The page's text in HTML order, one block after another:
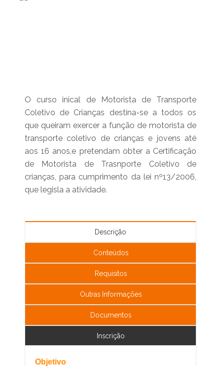
O curso inical de Motorista de Transporte
Coletivo de Crianças destina-se a todos os
que queiram exercer a função de motorista de
transporte coletivo de crianças e jovens até
aos 16 anos,e pretendam obter a Certificação
de Motorista de Trasnporte Coletivo de
crianças, para cumprimento da lei nº13/2006,
que legisla a atividade.
Descrição
Conteúdos
Requisitos
Outras Informações
Documentos
Inscrição
Objetivo